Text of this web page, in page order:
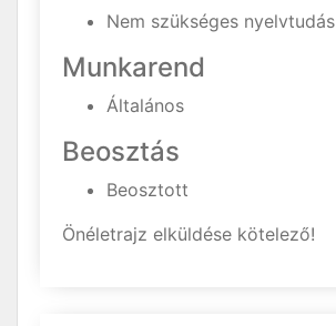
Nem szükséges nyelvtudás
Munkarend
Általános
Beosztás
Beosztott
Önéletrajz elküldése kötelező!